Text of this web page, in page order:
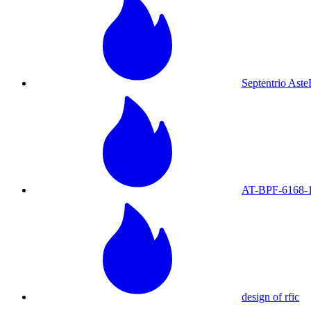
Septentrio
AT-BPF-6168-
design of rfic